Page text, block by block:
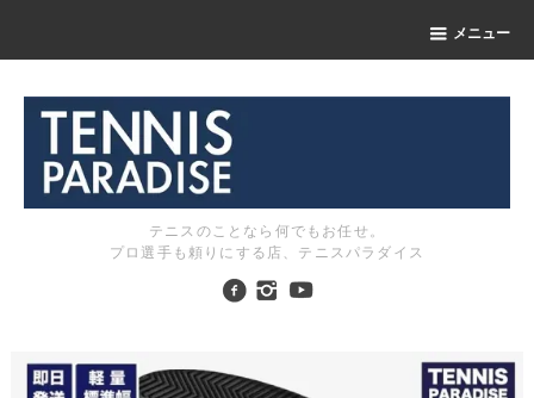
メニュー
テニスのことなら何でもお任せ。
プロ選手も頼りにする店、テニスパラダイス